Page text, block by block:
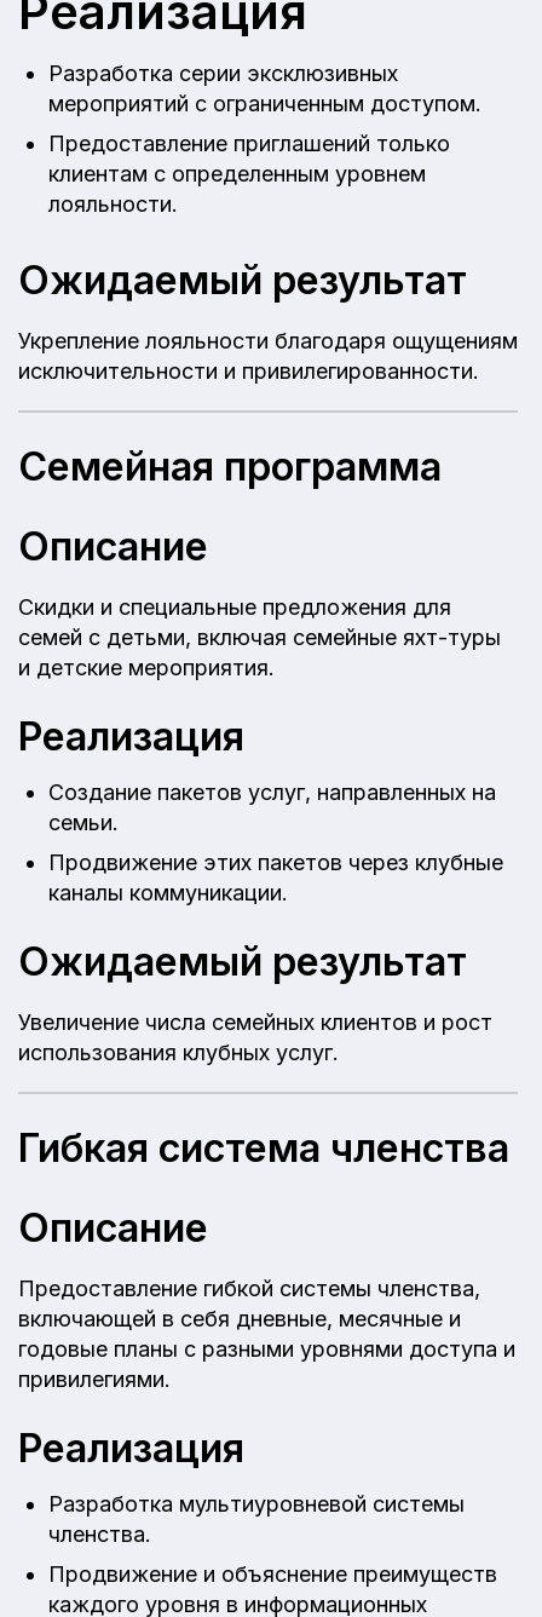
Реализация
Разработка серии эксклюзивных
мероприятий с ограниченным доступом.
Предоставление приглашений только
клиентам с определенным уровнем
лояльности.
Ожидаемый результат
Укрепление лояльности благодаря ощущениям
исключительности и привилегированности.
Семейная программа
Описание
Скидки и специальные предложения для
семей с детьми, включая семейные яхт-туры
и детские мероприятия.
Реализация
Создание пакетов услуг, направленных на
семьи.
Продвижение этих пакетов через клубные
каналы коммуникации.
Ожидаемый результат
Увеличение числа семейных клиентов и рост
использования клубных услуг.
Гибкая система членства
Описание
Предоставление гибкой системы членства,
включающей в себя дневные, месячные и
годовые планы с разными уровнями доступа и
привилегиями.
Реализация
Разработка мультиуровневой системы
членства.
Продвижение и объяснение преимуществ
каждого уровня в информационных